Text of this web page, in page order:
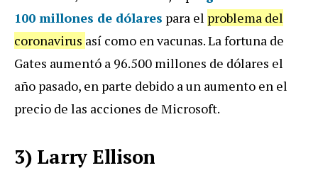
100 millones de dólares para el problema del
coronavirus así como en vacunas. La fortuna de
Gates aumentó a 96.500 millones de dólares el
año pasado, en parte debido a un aumento en el
precio de las acciones de Microsoft.
3) Larry Ellison